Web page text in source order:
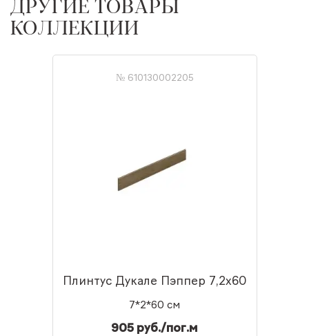
КОЛЛЕКЦИИ
№ 610130002205
Плинтус Дукале Пэппер 7,2x60
7*2*60 см
905 руб./пог.м